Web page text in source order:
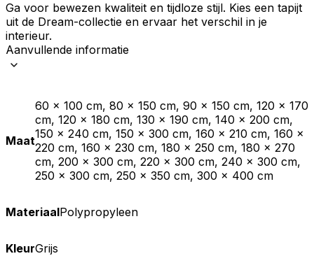
Ga voor bewezen kwaliteit en tijdloze stijl. Kies een tapijt
uit de Dream-collectie en ervaar het verschil in je
interieur.
Aanvullende informatie
Maat
60 x 100 cm, 80 x 150 cm, 90 x 150 cm, 120 x 170
cm, 120 x 180 cm, 130 x 190 cm, 140 x 200 cm,
150 x 240 cm, 150 x 300 cm, 160 x 210 cm, 160 x
220 cm, 160 x 230 cm, 180 x 250 cm, 180 x 270
cm, 200 x 300 cm, 220 x 300 cm, 240 x 300 cm,
250 x 300 cm, 250 x 350 cm, 300 x 400 cm
MateriaalPolypropyleen
KleurGrijs